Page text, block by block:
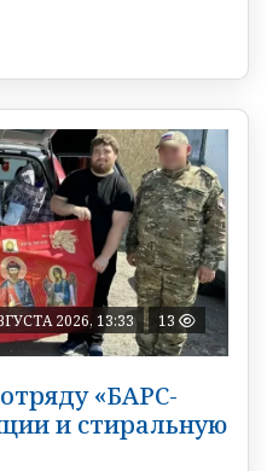
2026, 13:33 13
«БАРС-
и стиральную